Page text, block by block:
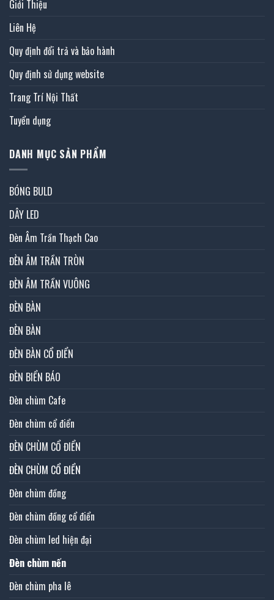
Giới Thiệu
Liên Hệ
Quy định đổi trả và bảo hành
Quy định sử dụng website
Trang Trí Nội Thất
Tuyển dụng
DANH MỤC SẢN PHẨM
BÓNG BULD
DÂY LED
Đèn Âm Trần Thạch Cao
ĐÈN ÂM TRẦN TRÒN
ĐÈN ÂM TRẦN VUÔNG
ĐÈN BÀN
ĐÈN BÀN
ĐÈN BÀN CỔ ĐIỂN
ĐÈN BIỂN BÁO
Đèn chùm Cafe
Đèn chùm cổ điển
ĐÈN CHÙM CỔ ĐIỂN
ĐÈN CHÙM CỔ ĐIỂN
Đèn chùm đồng
Đèn chùm đồng cổ điển
Đèn chùm led hiện đại
Đèn chùm nến
Đèn chùm pha lê